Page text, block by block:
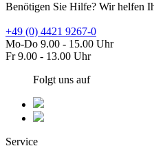
Benötigen Sie Hilfe? Wir helfen
+49 (0) 4421 9267-0
Mo-Do 9.00 - 15.00 Uhr
Fr 9.00 - 13.00 Uhr
Folgt uns auf
Service